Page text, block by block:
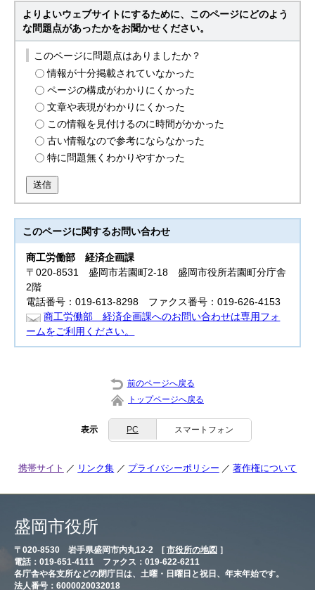
よりよいウェブサイトにするために、このページにどのよう
な問題点があったかをお聞かせください。
このページに問題点はありましたか？
情報が十分掲載されていなかった
ページの構成がわかりにくかった
文章や表現がわかりにくかった
この情報を見付けるのに時間がかかった
古い情報なので参考にならなかった
特に問題無くわかりやすかった
送信
このページに関するお問い合わせ
商工労働部経済企画課
〒020-8531 盛岡市若園町2-18 盛岡市役所若園町分庁舎
2階
電話番号：019-613-8298 ファクス番号：019-626-4153
商工労働部 経済企画課へのお問い合わせは専用フォ
ームをご利用ください。
前のページへ戻る
トップページへ戻る
表示 PC スマートフォン
携帯サイト リンク集 プライバシーポリシー 著作権について
盛岡市役所
〒020-8530 岩手県盛岡市内丸12-2 [ 市役所の地図 ］
電話：019-651-4111 ファクス：019-622-6211
各庁舎や各支所などの閉庁日は、土曜・日曜日と祝日、年末年始です。
法人番号：6000020032018